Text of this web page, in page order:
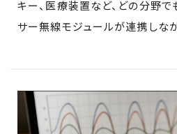
キー、医療装置など、どの分野
サー無線モジュールが連携しなが